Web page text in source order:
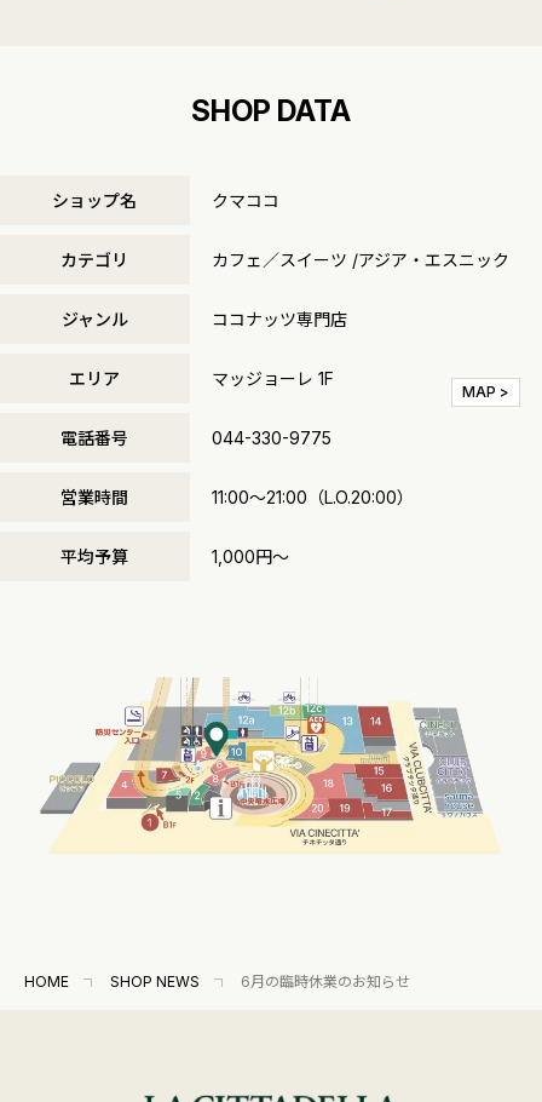
SHOP DATA
ショップ名 クマココ
カテゴリ カフェ／スイーツ /アジア・エスニック
ジャンル ココナッツ専門店
エリア マッジョーレ 1F
MAP >
電話番号 044-330-9775
営業時間 11:00～21:00（L.O.20:00）
平均予算 1,000円～
HOME SHOP NEWS 6月の臨時休業のお知らせ